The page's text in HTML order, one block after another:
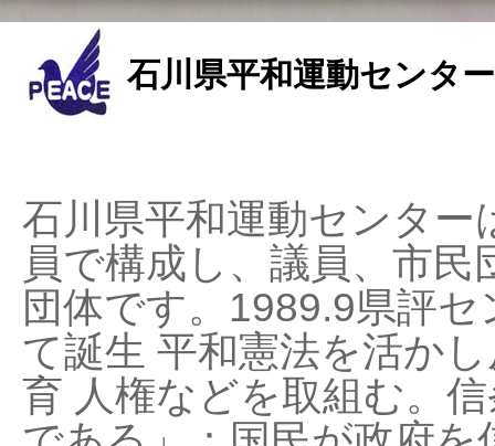
石川県平和運動センタ
石川県平和運動センタ
員で構成し、議員、市
団体です。1989.9県評
て誕生 平和憲法を活か
育 人権などを取組む。